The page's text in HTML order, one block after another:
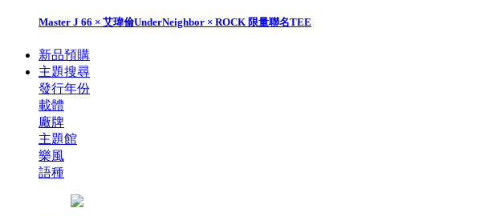
Master J 66 × 艾瑋倫UnderNeighbor × ROCK 限量聯名TEE
新品預購
主題搜尋
發行年份
載體
廠牌
主題館
樂風
語種